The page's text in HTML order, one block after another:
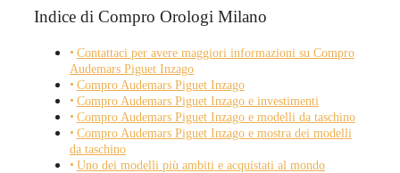
Indice di Compro Orologi Milano
Contattaci per avere maggiori informazioni su Compro
Audemars Piguet Inzago
Compro Audemars Piguet Inzago
Compro Audemars Piguet Inzago e investimenti
Compro Audemars Piguet Inzago e modelli da taschino
Compro Audemars Piguet Inzago e mostra dei modelli
da taschino
Uno dei modelli più ambiti e acquistati al mondo